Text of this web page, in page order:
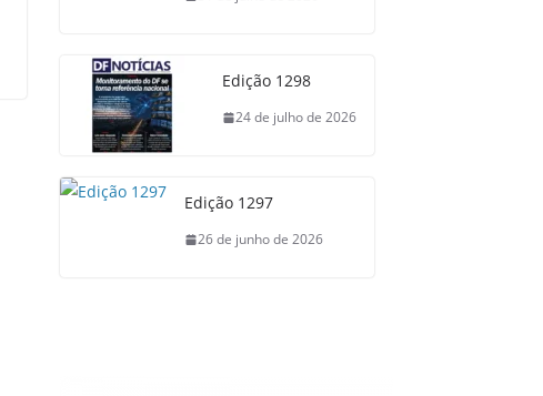
Edição 1298
24 de julho de 2026
Edição 1297
26 de junho de 2026